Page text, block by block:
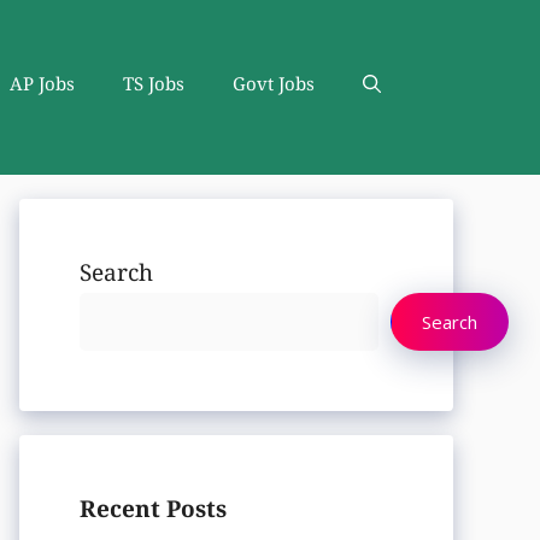
AP Jobs TS Jobs Govt Jobs
Search
Search
Recent Posts